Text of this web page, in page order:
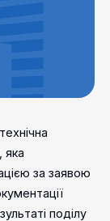
яка
за заявою
поділу